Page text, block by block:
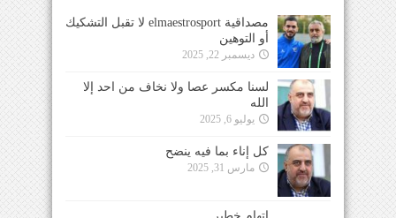
مصداقية elmaestrosport لا تقبل التشكيك
أو التوهين
ديسمبر 22, 2025
لسنا مكسر عصا ولا نخاف من احد إلا
الله
يوليو 6, 2025
كل إناء بما فيه ينضح
مارس 31, 2025